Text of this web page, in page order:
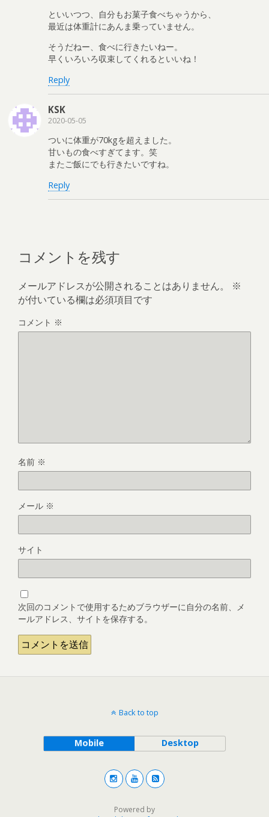
といいつつ、自分もお菓子食べちゃうから、
最近は体重計にあんま乗っていません。
そうだねー、食べに行きたいねー。
早くいろいろ収束してくれるといいね！
Reply
KSK
2020-05-05
ついに体重が70kgを超えました。
甘いもの食べすぎてます。笑
またご飯にでも行きたいですね。
Reply
コメントを残す
メールアドレスが公開されることはありません。
※
が付いている欄は必須項目です
コメント ※
名前 ※
メール ※
サイト
次回のコメントで使用するためブラウザーに自分の名前、メ
ールアドレス、サイトを保存する。
Back to top
Mobile Desktop
Powered by